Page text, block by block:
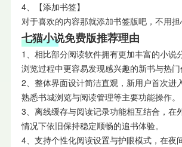
4、【添加书签】
对于喜欢的内容那就添加书签版吧，不用担
七猫小说免费版推荐理由
1、相比部分阅读软件拥有更加丰富的小说
浏览过程中更容易发现感兴趣的新书与热门
2、整体界面设计简洁直观，新用户首次进
熟悉书城浏览与阅读管理等主要功能操作。
3、离线缓存与阅读记录功能相互结合，在
情况下依旧保持稳定顺畅的追书体验。
4、支持个性化阅读设置与护眼模式，在夜